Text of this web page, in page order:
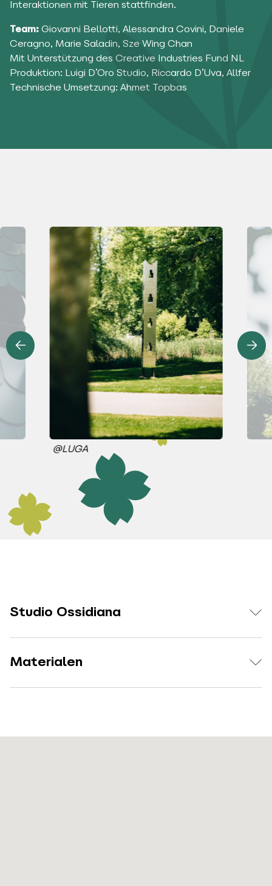
Interaktionen mit Tieren stattfinden.
Team: Giovanni Bellotti, Alessandra Covini, Daniele
Ceragno, Marie Saladin, Sze Wing Chan
Mit Unterstützung des Creative Industries Fund NL
Produktion: Luigi D’Oro Studio, Riccardo D’Uva, Allfer
Technische Umsetzung: Ahmet Topbas
@LUGA
Studio Ossidiana
Materialen